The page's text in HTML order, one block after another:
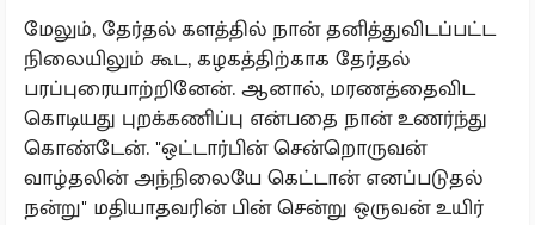
மேலும், தேர்தல் களத்தில் நான் தனித்துவிடப்பட்ட
நிலையிலும் கூட, கழகத்திற்காக தேர்தல்
பரப்புரையாற்றினேன். ஆனால், மரணத்தைவிட
கொடியது புறக்கணிப்பு என்பதை நான் உணர்ந்து
கொண்டேன். "ஒட்டார்பின் சென்றொருவன்
வாழ்தலின் அந்நிலையே கெட்டான் எனப்படுதல்
நன்று" மதியாதவரின் பின் சென்று ஒருவன் உயிர்